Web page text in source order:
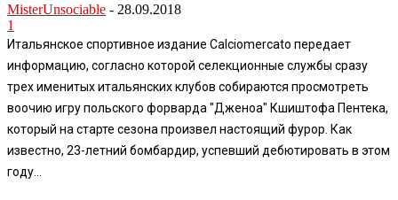
MisterUnsociable - 28.09.2018
1
Итальянское спортивное издание Calciomercato передает
информацию, согласно которой селекционные службы сразу
трех именитых итальянских клубов собираются просмотреть
воочию игру польского форварда "Дженоа" Кшиштофа Пентека,
который на старте сезона произвел настоящий фурор. Как
известно, 23-летний бомбардир, успевший дебютировать в этом
году...